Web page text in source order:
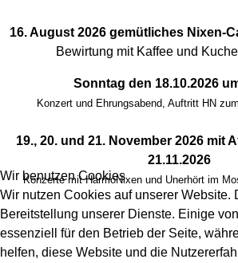
16. August 2026 gemütliches Nixen-
Bewirtung mit Kaffee und
Sonntag den 18.10.2026
Konzert und Ehrungsabend, Auftritt HN
19., 20. und 21. November 2026 mit
21.11.2026
Konzerte mit HarmoNixen und Unerhört im
Wir benutzen Cookies
Wir nutzen Cookies auf unserer Website.
Bereitstellung unserer Dienste. Einige
essenziell für den Betrieb der Seite,
helfen, diese Website und die